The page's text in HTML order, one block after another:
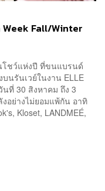
Week Fall/Winter
ชว์แห่งปี ที่ขนแบรนด์
นรันเวย์ในงาน ELLE
นที่ 30 สิงหาคม ถึง 3
อย่างไม่ยอมแพ้กัน อาทิ
Kloset, LANDMEÉ,